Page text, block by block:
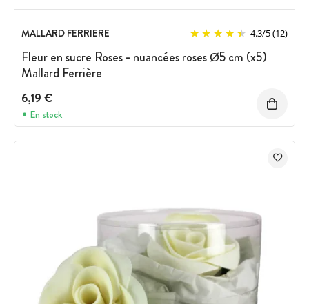
MALLARD FERRIERE 4.3/5(12)
Fleur en sucre Roses - nuancées roses Ø5 cm (x5)
Mallard Ferrière
6,19 €
En stock